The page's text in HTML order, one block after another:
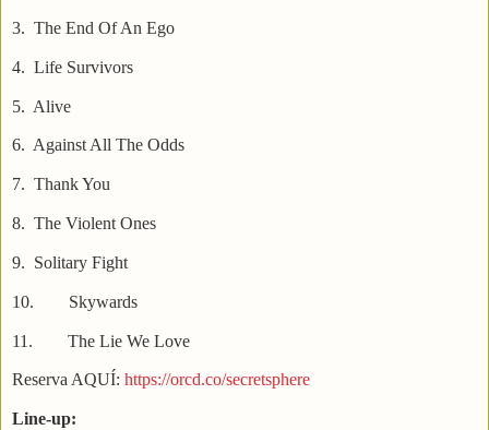
3. The End Of An Ego
4. Life Survivors
5. Alive
6. Against All The Odds
7. Thank You
8. The Violent Ones
9. Solitary Fight
10. Skywards
11. The Lie We Love
Reserva AQUÍ: https://orcd.co/secretsphere
Line-up: